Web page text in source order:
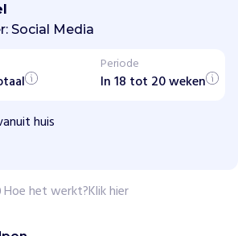
Social Media
Periode
In 18 tot 20 weken
huis
Hoe het werkt?Klik hier